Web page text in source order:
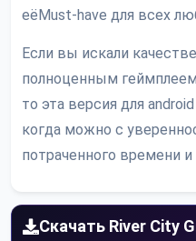
еёMust-have для всех
Если вы искали
полноценным
то эта версия для
когда можно с
потраченного времени
Скачать River City